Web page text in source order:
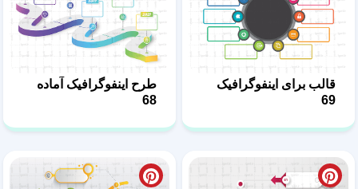
قالب برای اینفوگرافیک
69
طرح اینفوگرافیک آماده
68